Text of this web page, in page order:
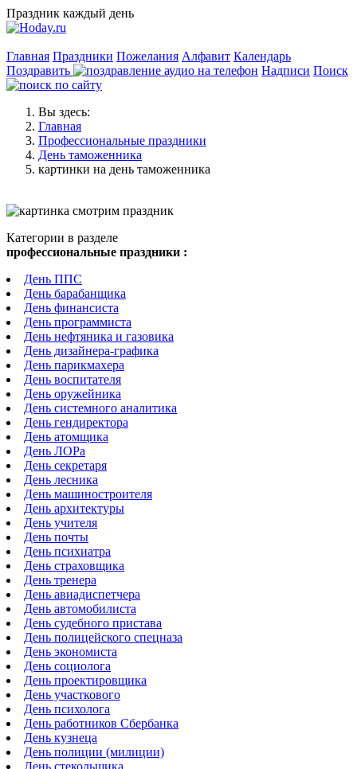
Праздник каждый день
Главная Праздники Пожелания Алфавит Календарь
Поздравить
Надписи Поиск
Вы здесь:
Главная
Профессиональные праздники
День таможенника
картинки на день таможенника
Категории в разделе
профессиональные праздники :
День ППС
День барабанщика
День финансиста
День программиста
День нефтяника и газовика
День дизайнера-графика
День парикмахера
День воспитателя
День оружейника
День системного аналитика
День гендиректора
День атомщика
День ЛОРа
День секретаря
День лесника
День машиностроителя
День архитектуры
День учителя
День почты
День психиатра
День страховщика
День тренера
День авиадиспетчера
День автомобилиста
День судебного пристава
День полицейского спецназа
День экономиста
День социолога
День проектировщика
День участкового
День психолога
День работников Сбербанка
День кузнеца
День полиции (милиции)
День стекольщика